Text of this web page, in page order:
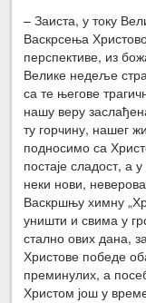
– Заиста, у току
Васкрсења
перспективе, из
Велике недеље
са те његове
нашу веру
ту горчину, нашег
подносимо са
постаје сладост, а
неки нови,
Васкршњу химну
уништи и свима у
стално ових дана,
Христове победе
преминулих, а
Христом још у